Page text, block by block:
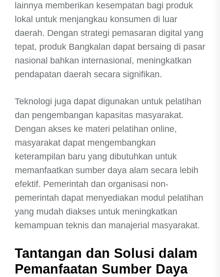
lainnya memberikan kesempatan bagi produk
lokal untuk menjangkau konsumen di luar
daerah. Dengan strategi pemasaran digital yang
tepat, produk Bangkalan dapat bersaing di pasar
nasional bahkan internasional, meningkatkan
pendapatan daerah secara signifikan.
Teknologi juga dapat digunakan untuk pelatihan
dan pengembangan kapasitas masyarakat.
Dengan akses ke materi pelatihan online,
masyarakat dapat mengembangkan
keterampilan baru yang dibutuhkan untuk
memanfaatkan sumber daya alam secara lebih
efektif. Pemerintah dan organisasi non-
pemerintah dapat menyediakan modul pelatihan
yang mudah diakses untuk meningkatkan
kemampuan teknis dan manajerial masyarakat.
Tantangan dan Solusi dalam
Pemanfaatan Sumber Daya